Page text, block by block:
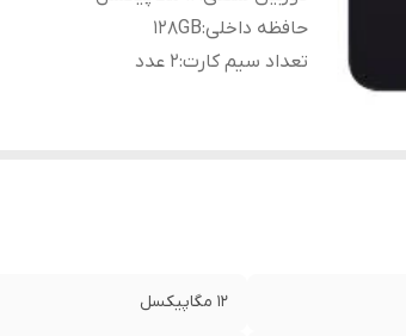
حافظه داخلی:
128GB
تعداد سیم کارت:2 عدد
12 مگاپیکسل